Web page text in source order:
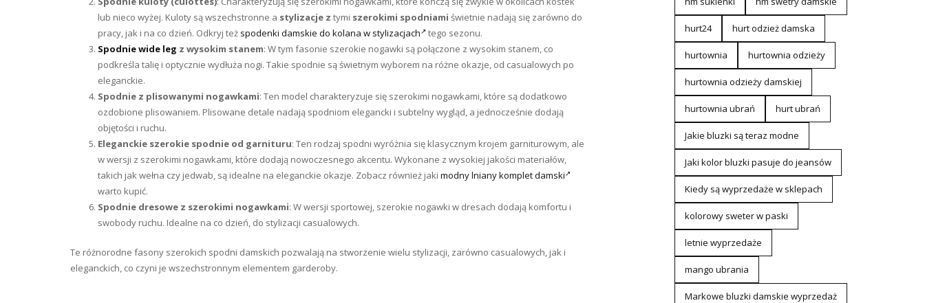
lub nieco wyżej. Kuloty są wszechstronne a stylizacje z tymi szerokimi spodniami świetnie nadają się zarówno do
pracy, jak i na co dzień. Odkryj też spodenki damskie do kolana w stylizacjach
tego sezonu.
Spodnie wide leg z wysokim stanem: W tym fasonie szerokie nogawki są połączone z wysokim stanem, co
podkreśla talię i optycznie wydłuża nogi. Takie spodnie są świetnym wyborem na różne okazje, od casualowych po
eleganckie.
Spodnie z plisowanymi nogawkami: Ten model charakteryzuje się szerokimi nogawkami, które są dodatkowo
ozdobione plisowaniem. Plisowane detale nadają spodniom elegancki i subtelny wygląd, a jednocześnie dodają
objętości i ruchu.
Eleganckie szerokie spodnie od garnituru: Ten rodzaj spodni wyróżnia się klasycznym krojem garniturowym, ale
w wersji z szerokimi nogawkami, które dodają nowoczesnego akcentu. Wykonane z wysokiej jakości materiałów,
takich jak wełna czy jedwab, są idealne na eleganckie okazje. Zobacz również jaki modny lniany komplet damski
warto kupić.
Spodnie dresowe z szerokimi nogawkami: W wersji sportowej, szerokie nogawki w dresach dodają komfortu i
swobody ruchu. Idealne na co dzień, do stylizacji casualowych.
Te różnorodne fasony szerokich spodni damskich pozwalają na stworzenie wielu stylizacji, zarówno casualowych, jak i
eleganckich, co czyni je wszechstronnym elementem garderoby.
hurt24 hurt odzież damska
hurtownia hurtownia odzieży
hurtownia odzieży damskiej
hurtownia ubrań hurt ubrań
Jakie bluzki są teraz modne
Jaki kolor bluzki pasuje do jeansów
Kiedy są wyprzedaże w sklepach
kolorowy sweter w paski
letnie wyprzedaże
mango ubrania
Markowe bluzki damskie wyprzedaż